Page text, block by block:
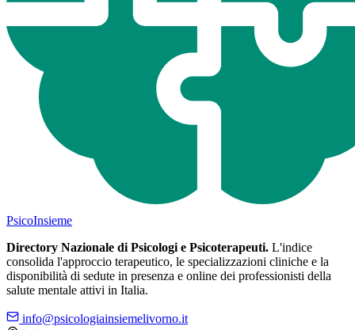
PsicoInsieme
Directory Nazionale di Psicologi e Psicoterapeuti. L'indice
consolida l'approccio terapeutico, le specializzazioni cliniche e la
disponibilità di sedute in presenza e online dei professionisti della
salute mentale attivi in Italia.
info@psicologiainsiemelivorno.it